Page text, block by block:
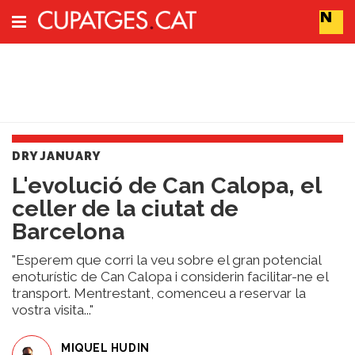
Cerca
Vins
Naturals
Actualitat
Líders
del
canvi
Impacte
i
Sostenibilitat
Tendències
DRY JANUARY
L'evolució de Can Calopa, el
celler de la ciutat de
Barcelona
"Esperem que corri la veu sobre el gran potencial
enoturístic de Can Calopa i considerin facilitar-ne el
transport. Mentrestant, comenceu a reservar la
vostra visita..."
MIQUEL HUDIN